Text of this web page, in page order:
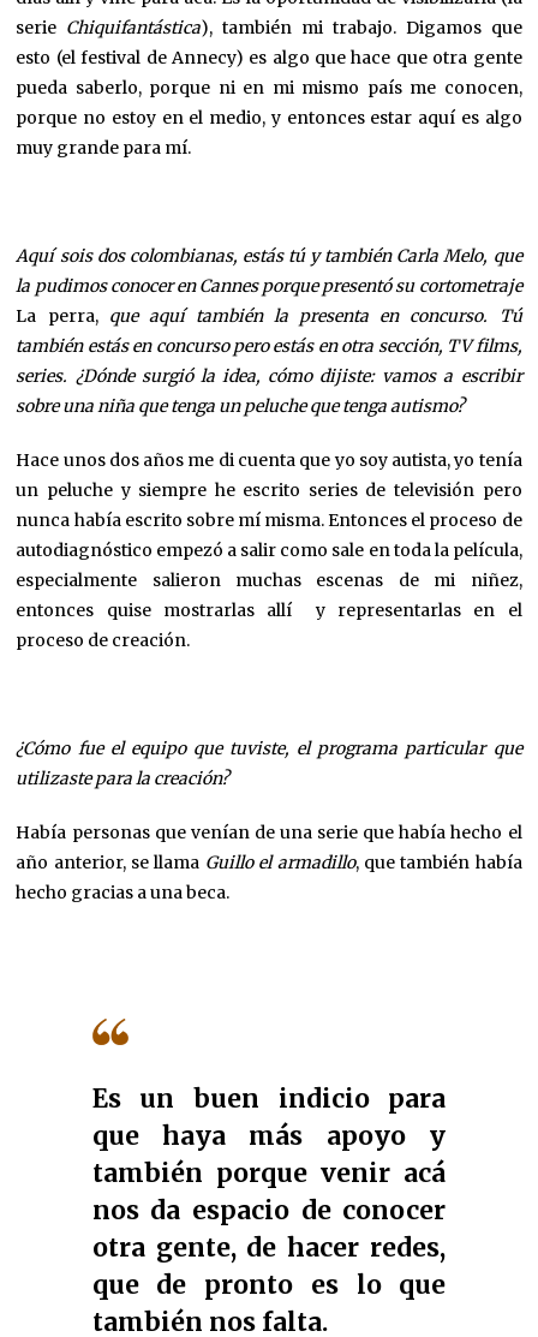
serie Chiquifantástica), también mi trabajo. Digamos que
esto (el festival de Annecy) es algo que hace que otra gente
pueda saberlo, porque ni en mi mismo país me conocen,
porque no estoy en el medio, y entonces estar aquí es algo
muy grande para mí.
Aquí sois dos colombianas, estás tú y también Carla Melo, que
la pudimos conocer en Cannes porque presentó su cortometraje
La perra,que aquí también la presenta en concurso. Tú
también estás en concurso pero estás en otra sección, TV films,
series. ¿Dónde surgió la idea, cómo dijiste: vamos a escribir
sobre una niña que tenga un peluche que tenga autismo?
Hace unos dos años me di cuenta que yo soy autista, yo tenía
un peluche y siempre he escrito series de televisión pero
nunca había escrito sobre mí misma. Entonces el proceso de
autodiagnóstico empezó a salir como sale en toda la película,
especialmente salieron muchas escenas de mi niñez,
entonces quise mostrarlas allí y representarlas en el
proceso de creación.
¿Cómo fue el equipo que tuviste, el programa particular que
utilizaste para la creación?
Había personas que venían de una serie que había hecho el
año anterior, se llama Guillo el armadillo, que también había
hecho gracias a una beca.
Es un buen indicio para
que haya más apoyo y
también porque venir acá
nos da espacio de conocer
otra gente, de hacer redes,
que de pronto es lo que
también nos falta.